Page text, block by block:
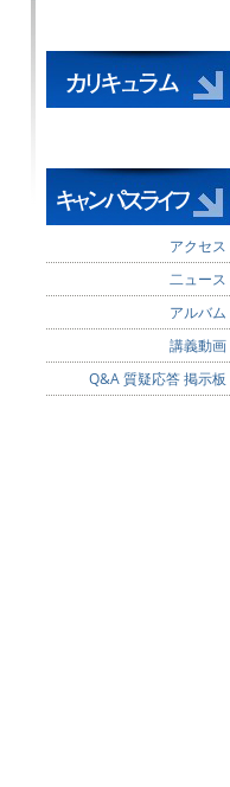
アクセス
二ュース
アルバム
講義動画
Q&A 質疑応答 掲示板